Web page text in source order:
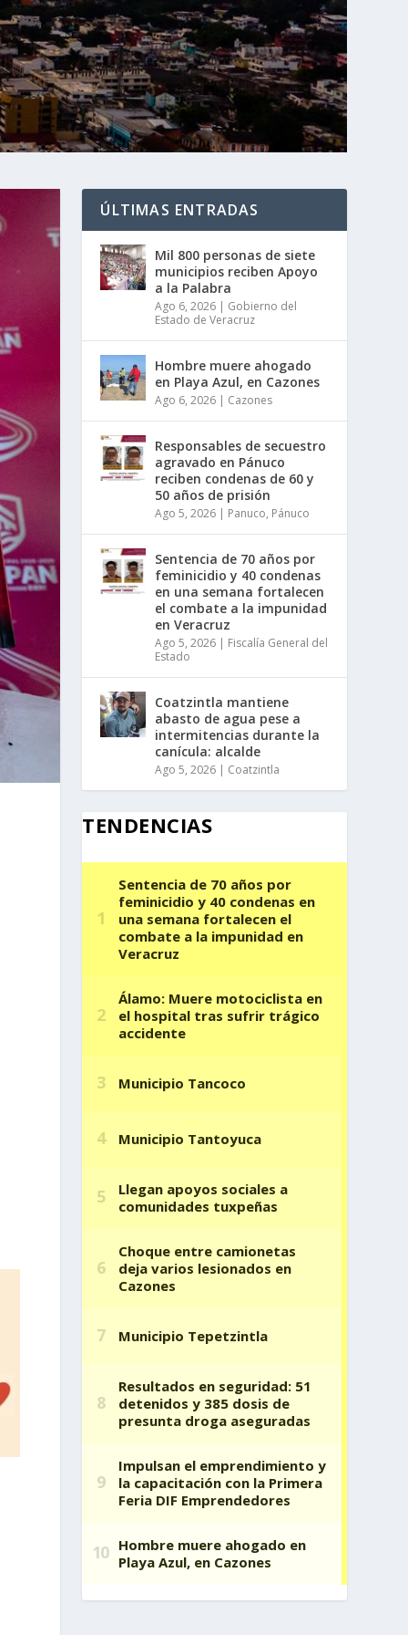
ÚLTIMAS ENTRADAS
Mil 800 personas de siete
municipios reciben Apoyo
a la Palabra
Ago 6, 2026 | Gobierno del
Estado de Veracruz
Hombre muere ahogado
en Playa Azul, en Cazones
Ago 6, 2026 | Cazones
Responsables de secuestro
agravado en Pánuco
reciben condenas de 60 y
50 años de prisión
Ago 5, 2026 | Panuco, Pánuco
Sentencia de 70 años por
feminicidio y 40 condenas
en una semana fortalecen
el combate a la impunidad
en Veracruz
Ago 5, 2026 | Fiscalía General del
Estado
Coatzintla mantiene
abasto de agua pese a
intermitencias durante la
canícula: alcalde
Ago 5, 2026 | Coatzintla
TENDENCIAS